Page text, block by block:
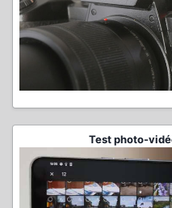
Test photo-